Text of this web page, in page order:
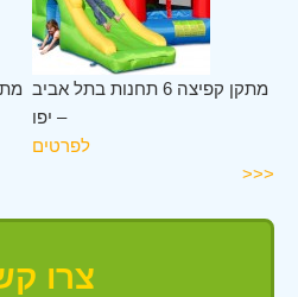
מתקן קפיצה 6 תחנות בתל אביב
– יפו
לפרטים
<<<
צרו